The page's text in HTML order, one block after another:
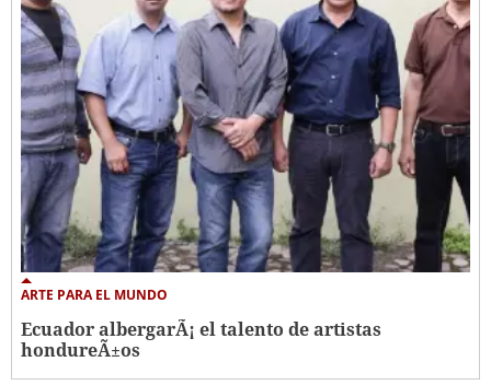
ARTE PARA EL MUNDO
Ecuador albergarÃ¡ el talento de artistas
hondureÃ±os